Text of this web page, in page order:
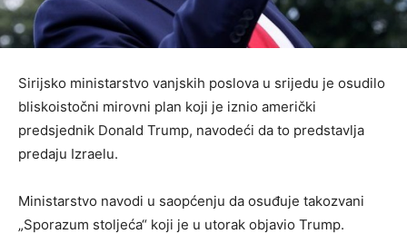
Sirijsko ministarstvo vanjskih poslova u srijedu je osudilo
bliskoistočni mirovni plan koji je iznio američki
predsjednik Donald Trump, navodeći da to predstavlja
predaju Izraelu.
Ministarstvo navodi u saopćenju da osuđuje takozvani
„Sporazum stoljeća“ koji je u utorak objavio Trump.